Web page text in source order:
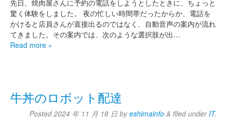
先日、焼肉屋さんに予約の電話をしようとしたときに、ちょっと
驚く体験をしました。 夜の忙しい時間帯だったからか、電話を
かけると店員さんが直接出るのではなく、自動音声の案内が流れ
てきました。その案内では、次のような選択肢が出…
Read more »
牛丼のロボット配達
Posted2024 年 11 月 18 日 byeshimainfo & filed under IT.